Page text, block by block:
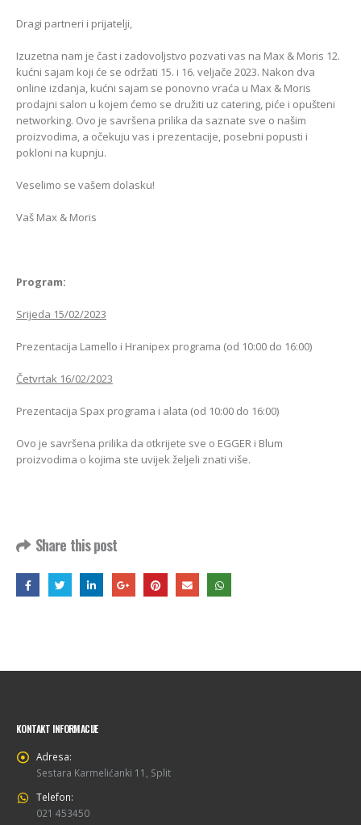
Dragi partneri i prijatelji,
Izuzetna nam je čast i zadovoljstvo pozvati vas na Max & Moris 12.
kućni sajam koji će se održati 15. i 16. veljače 2023. Nakon dva
online izdanja, kućni sajam se ponovno vraća u Max & Moris
prodajni salon u kojem ćemo se družiti uz catering, piće i opušteni
networking. Ovo je savršena prilika da saznate sve o našim
proizvodima, a očekuju vas i prezentacije, posebni popusti i
pokloni na kupnju.
Veselimo se vašem dolasku!
Vaš Max & Moris
Program:
Srijeda 15/02/2023
Prezentacija Lamello i Hranipex programa (od 10:00 do 16:00)
Četvrtak 16/02/2023
Prezentacija Spax programa i alata (od 10:00 do 16:00)
Ovo je savršena prilika da otkrijete sve o EGGER i Blum
proizvodima o kojima ste uvijek željeli znati više.
Share this post
EGGER Dekorativna
13/07/2026
Inspiracija bez granica:
Pogledajte kako Lamello
spaja i najzahtjevnije
kutove
12/05/2026
Podloge za EGGER
podove
15/01/2025
KONTAKT INFORMACIJE
Adresa:
Sestara Karmelićanki 11, Split
Telefon:
021 453450